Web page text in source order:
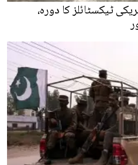
ٹیکسٹائلز کا دورہ،